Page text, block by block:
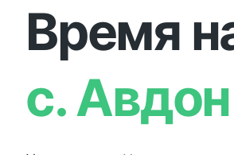
Время
с. Авдон